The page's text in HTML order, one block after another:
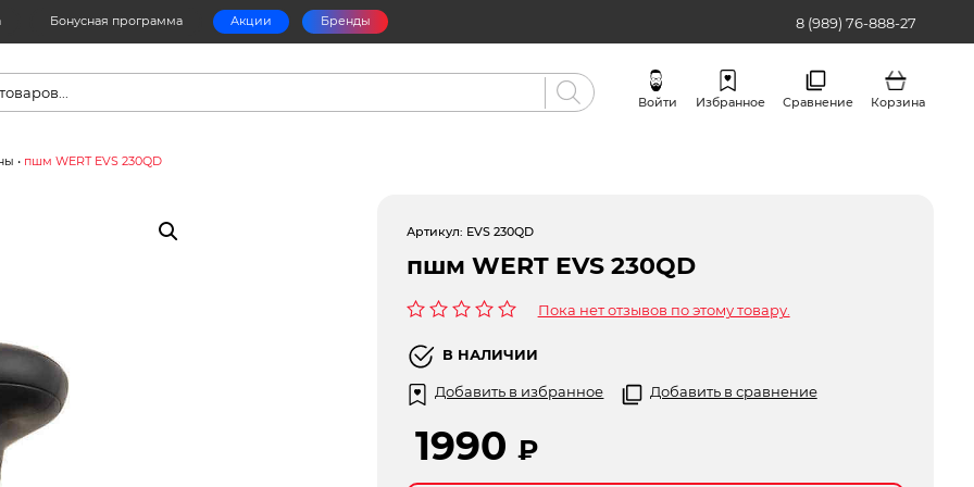
Бонусная программа Акции Бренды 8 (989) 76-888-27
Войти Избранное Сравнение Корзина
• пшм WERT EVS 230QD
Артикул: EVS 230QD
пшм WERT EVS 230QD
0
из
5
Пока нет отзывов по этому товару.
В НАЛИЧИИ
Добавить в избранное Добавить в сравнение
1990 ₽